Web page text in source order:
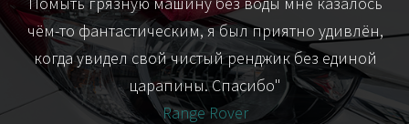
чём-то фантастическим, я был приятно удивлён,
когда увидел свой чистый ренджик без единой
царапины. Спасибо"
Range Rover